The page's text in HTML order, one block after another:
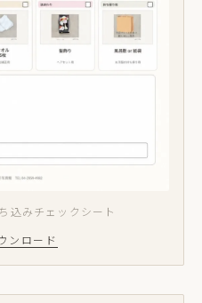
込みチェックシート
ンロード